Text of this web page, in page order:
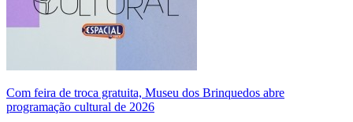
Com feira de troca gratuita, Museu dos Brinquedos abre
programação cultural de 2026